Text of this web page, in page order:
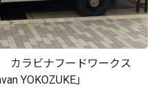
ラビナフードワークス
YOKOZUKE」